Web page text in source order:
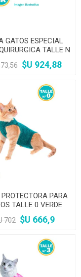
GATOS ESPECIAL
TALLE N
4
$U 924,88
PARA
TALLE 0 VERDE
702 $U 666,9